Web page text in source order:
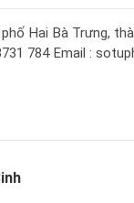
Hai Bà Trưng,
784 Email :